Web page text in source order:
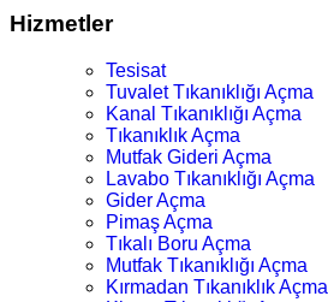
Hizmetler
Tesisat
Tuvalet Tıkanıklığı Açma
Kanal Tıkanıklığı Açma
Tıkanıklık Açma
Mutfak Gideri Açma
Lavabo Tıkanıklığı Açma
Gider Açma
Pimaş Açma
Tıkalı Boru Açma
Mutfak Tıkanıklığı Açma
Kırmadan Tıkanıklık Açma